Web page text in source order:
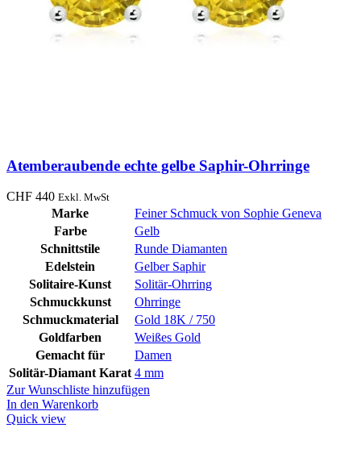
Atemberaubende echte gelbe Saphir-Ohrringe
CHF 440 Exkl. MwSt
Marke
Feiner Schmuck von Sophie Geneva
Farbe
Gelb
Schnittstile
Runde Diamanten
Edelstein
Gelber Saphir
Solitaire-Kunst
Solitär-Ohrring
Schmuckkunst
Ohrringe
Schmuckmaterial
Gold 18K / 750
Goldfarben
Weißes Gold
Gemacht für
Damen
Solitär-Diamant Karat 4 mm
Zur Wunschliste hinzufügen
In den Warenkorb
Quick view